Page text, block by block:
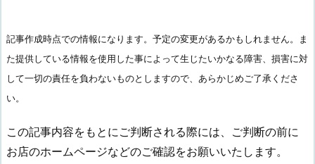
記事作成時点での情報になります。予定の変更があるかもしれません。ま
た提供している情報を使用した事によって生じたいかなる障害、損害に対
して一切の責任を負わないものとしますので、あらかじめご了承くださ
い。
この記事内容をもとにご判断される際には、ご判断の前に
お店のホームページなどのご確認をお願いいたします。